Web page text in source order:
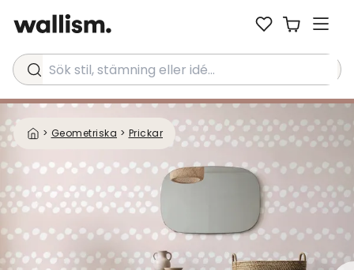
Sök stil, stämning eller idé...
> Geometriska > Prickar